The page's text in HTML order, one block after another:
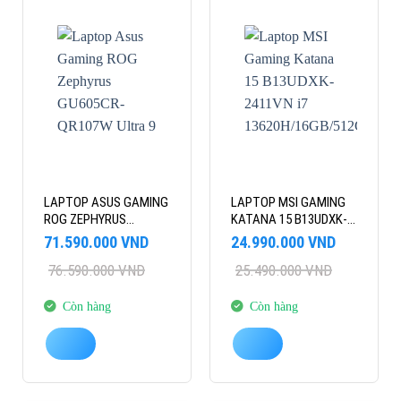
-7%
LAPTOP ASUS GAMING
ROG ZEPHYRUS
GU605CR-QR107W
285H/AI/32GB/1TB/16″/NVIDIA
12GB/WIN11
76.590.000VND
Giá
là:
71.590.000VND
Giá
tại
71.590.000 VND.
Còn hàng
-2%
LAPTOP MSI GAMING
KATANA 15 B13UDXK-
2411VN I7
3050 6GB/WIN11
25.490.000VND
Giá
là:
24.990.000VND
Giá
tại
24.990.000 VND.
Còn hàng